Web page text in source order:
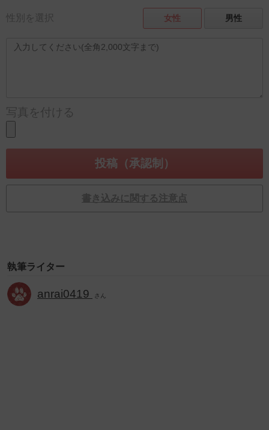
性別を選択 女性 男性
写真を付ける
書き込みに関する注意点
執筆ライター
anrai0419 さん